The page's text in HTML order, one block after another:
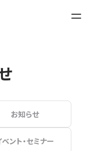
お知らせ
ベント・セミナー